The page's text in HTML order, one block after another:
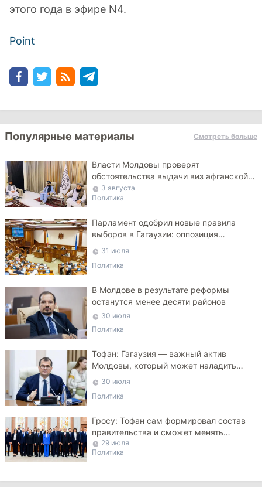
этого года в эфире N4.
Point
Популярные материалы Смотреть больше
Власти Молдовы проверят
обстоятельства выдачи виз афганской
делегации
3 августа
Политика
Парламент одобрил новые правила
выборов в Гагаузии: оппозиция
критикует законопроект
31 июля
Политика
В Молдове в результате реформы
останутся менее десяти районов
30 июля
Политика
Тофан: Гагаузия — важный актив
Молдовы, который может наладить
мосты с Турцией
30 июля
Политика
Гросу: Тофан сам формировал состав
правительства и сможет менять
министров
29 июля
Политика